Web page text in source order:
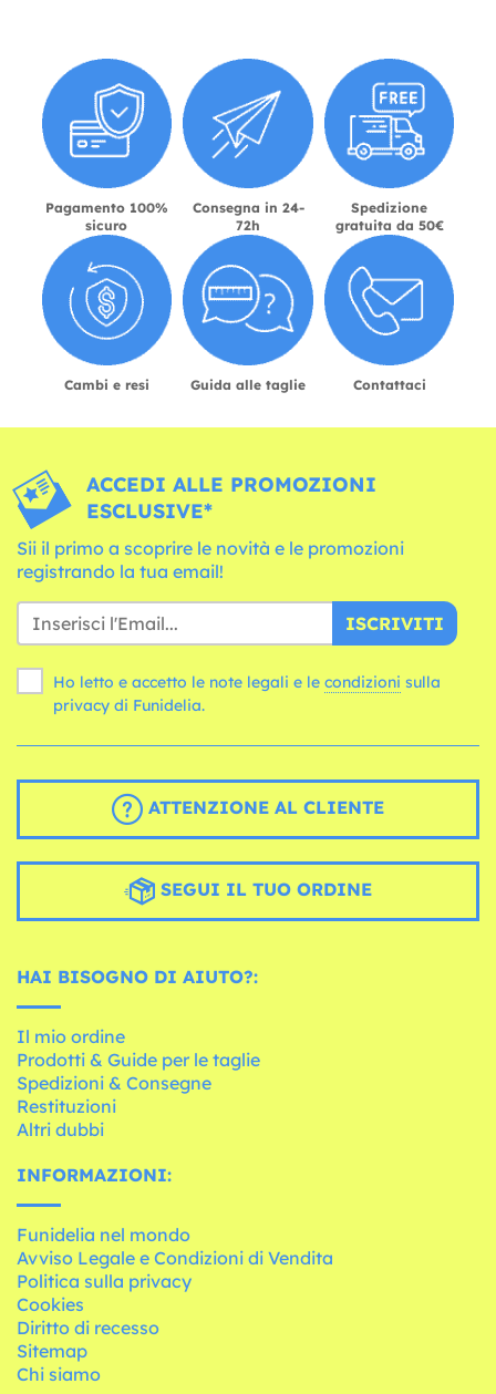
Pagamento 100%
sicuro
Consegna in 24-
72h
Spedizione
gratuita da 50€
Cambi e resi Guida alle taglie Contattaci
ACCEDI ALLE PROMOZIONI
ESCLUSIVE*
Sii il primo a scoprire le novità e le promozioni
registrando la tua email!
ISCRIVITI
Ho letto e accetto le note legali e le condizioni
privacy di Funidelia.
ATTENZIONE AL CLIENTE
SEGUI IL TUO ORDINE
HAI BISOGNO DI AIUTO?:
Il mio ordine
Prodotti & Guide per le taglie
Spedizioni & Consegne
Restituzioni
Altri dubbi
INFORMAZIONI:
Funidelia nel mondo
Avviso Legale e Condizioni di Vendita
Politica sulla privacy
Cookies
Diritto di recesso
Sitemap
Chi siamo